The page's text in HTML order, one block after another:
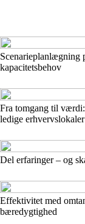
Scenarieplanlægning
kapacitetsbehov
Fra tomgang til værdi:
ledige erhvervslokaler
Del erfaringer – og
Effektivitet med
bæredygtighed